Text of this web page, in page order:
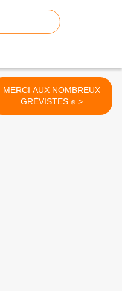
MERCI AUX NOMBREUX
GRÉVISTES ✊ >